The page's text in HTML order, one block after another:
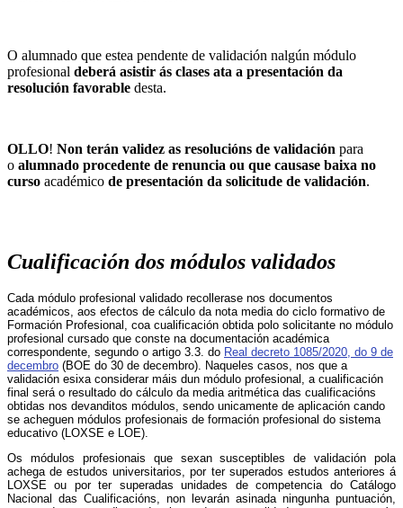
O alumnado que estea pendente de validación nalgún módulo
profesional deberá asistir ás clases ata a presentación da
resolución favorable desta.
OLLO! Non terán validez as resolucións de validación para
o alumnado procedente de renuncia ou que causase baixa no
curso académico de presentación da solicitude de validación.
Cualificación dos módulos validados
Cada módulo profesional validado recollerase nos documentos
académicos, aos efectos de cálculo da nota media do ciclo formativo de
Formación Profesional, coa cualificación obtida polo solicitante no módulo
profesional cursado que conste na documentación académica
correspondente, segundo o artigo 3.3. do Real decreto 1085/2020, do 9 de
decembro (BOE do 30 de decembro). Naqueles casos, nos que a
validación esixa considerar máis dun módulo profesional, a cualificación
final será o resultado do cálculo da media aritmética das cualificacións
obtidas nos devanditos módulos, sendo unicamente de aplicación cando
se acheguen módulos profesionais de formación profesional do sistema
educativo (LOXSE e LOE).
Os módulos profesionais que sexan susceptibles de validación pola
achega de estudos universitarios, por ter superados estudos anteriores á
LOXSE ou por ter superadas unidades de competencia do Catálogo
Nacional das Cualificacións, non levarán asinada ningunha puntuación,